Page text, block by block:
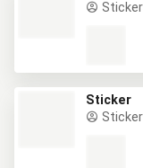
Sticker